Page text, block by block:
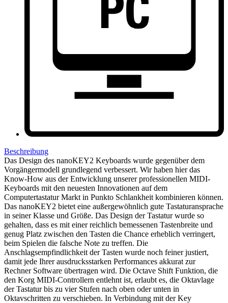
Beschreibung
Das Design des nanoKEY2 Keyboards wurde gegenüber dem
Vorgängermodell grundlegend verbessert. Wir haben hier das
Know-How aus der Entwicklung unserer professionellen MIDI-
Keyboards mit den neuesten Innovationen auf dem
Computertastatur Markt in Punkto Schlankheit kombinieren können.
Das nanoKEY2 bietet eine außergewöhnlich gute Tastaturansprache
in seiner Klasse und Größe. Das Design der Tastatur wurde so
gehalten, dass es mit einer reichlich bemessenen Tastenbreite und
genug Platz zwischen den Tasten die Chance erheblich verringert,
beim Spielen die falsche Note zu treffen. Die
Anschlagsempfindlichkeit der Tasten wurde noch feiner justiert,
damit jede Ihrer ausdrucksstarken Performances akkurat zur
Rechner Software übertragen wird. Die Octave Shift Funktion, die
den Korg MIDI-Controllern entlehnt ist, erlaubt es, die Oktavlage
der Tastatur bis zu vier Stufen nach oben oder unten in
Oktavschritten zu verschieben. In Verbindung mit der Key